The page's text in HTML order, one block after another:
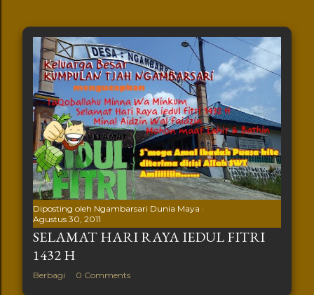
Diposting oleh Ngambarsari Dunia Maya
Agustus 30, 2011
SELAMAT HARI RAYA IEDUL FITRI
1432 H
Berbagi 0 Comments